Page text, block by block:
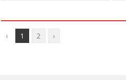
‹ 1 2 ›